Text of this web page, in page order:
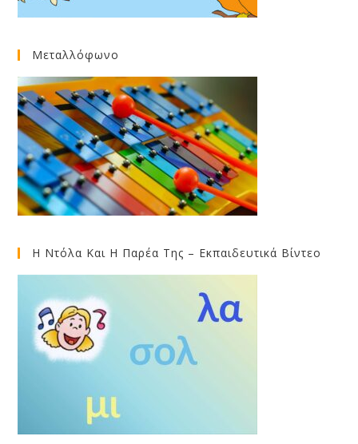
Μεταλλόφωνο
Η Ντόλα Και Η Παρέα Της – Εκπαιδευτικά Βίντεο